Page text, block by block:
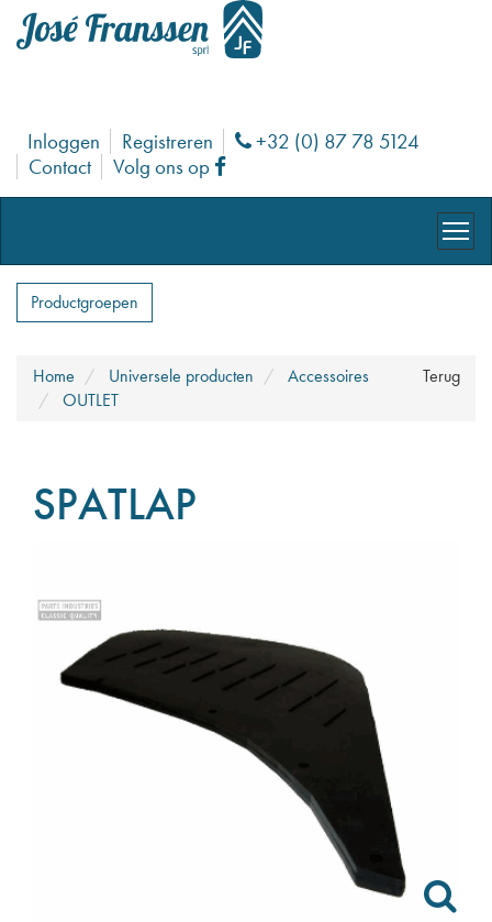
Inloggen Registreren Phone
+32 (0) 87 78 5124
Contact
Volg ons op Facebook
Productgroepen
Terug
Home Universele producten
Accessoires
OUTLET
SPATLAP